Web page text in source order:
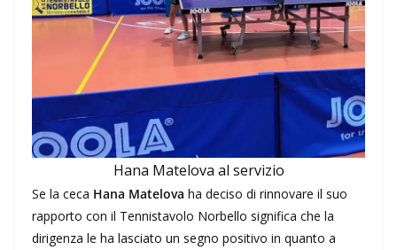
Hana Matelova al servizio
Se la ceca Hana Matelova ha deciso di rinnovare il suo
rapporto con il Tennistavolo Norbello significa che la
dirigenza le ha lasciato un segno positivo in quanto a